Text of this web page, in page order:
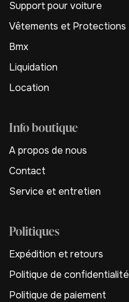
Support pour voiture
Vêtements et Protections
Bmx
Liquidation
Location
Info boutique
A propos de nous
Contact
Service et entretien
Politiques
Expédition et retours
Politique de confidentialité
Politique de paiement